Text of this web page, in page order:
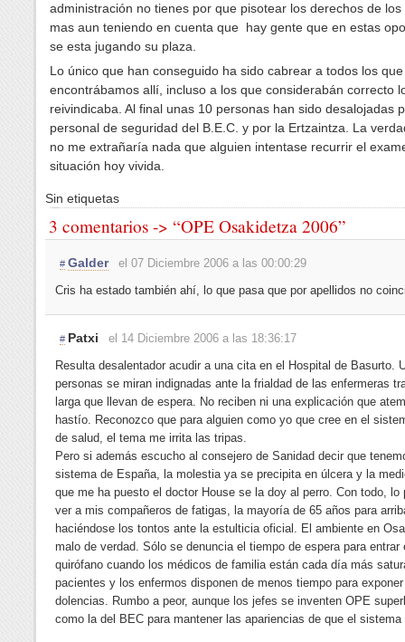
administración no tienes por que pisotear los derechos de los
mas aun teniendo en cuenta que hay gente que en estas
se esta jugando su plaza.
Lo único que han conseguido ha sido cabrear a todos los
encontrábamos allí, incluso a los que considerabán correcto
reivindicaba. Al final unas 10 personas han sido desalojadas
personal de seguridad del B.E.C. y por la Ertzaintza. La
no me extrañaría nada que alguien intentase recurrir el
situación hoy vivida.
Sin etiquetas
3 comentarios -> “OPE Osakidetza 2006”
# Galder
el 07 Diciembre 2006 a las 00:00:29
Cris ha estado también ahí, lo que pasa que por apellidos no
# Patxi
el 14 Diciembre 2006 a las 18:36:17
Resulta desalentador acudir a una cita en el Hospital de Basurto.
personas se miran indignadas ante la frialdad de las enfermeras
larga que llevan de espera. No reciben ni una explicación que
hastío. Reconozco que para alguien como yo que cree en el
de salud, el tema me irrita las tripas.
Pero si además escucho al consejero de Sanidad decir que
sistema de España, la molestia ya se precipita en úlcera y la
que me ha puesto el doctor House se la doy al perro. Con todo, lo
ver a mis compañeros de fatigas, la mayoría de 65 años para
haciéndose los tontos ante la estulticia oficial. El ambiente en
malo de verdad. Sólo se denuncia el tiempo de espera para entrar
quirófano cuando los médicos de familia están cada día más
pacientes y los enfermos disponen de menos tiempo para
dolencias. Rumbo a peor, aunque los jefes se inventen OPE
como la del BEC para mantener las apariencias de que el sistema